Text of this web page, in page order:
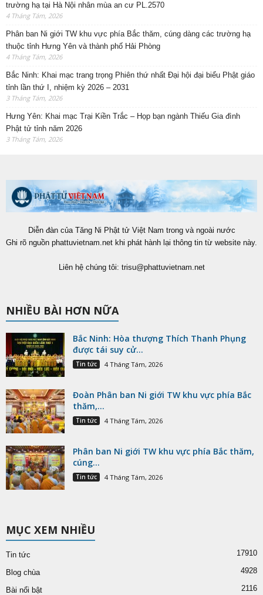
trường hạ tại Hà Nội nhân mùa an cư PL.2570
4 Tháng Tám, 2026
Phân ban Ni giới TW khu vực phía Bắc thăm, cúng dàng các trường hạ
thuộc tỉnh Hưng Yên và thành phố Hải Phòng
4 Tháng Tám, 2026
Bắc Ninh: Khai mạc trang trọng Phiên thứ nhất Đại hội đại biểu Phật giáo
tỉnh lần thứ I, nhiệm kỳ 2026 – 2031
3 Tháng Tám, 2026
Hưng Yên: Khai mạc Trại Kiền Trắc – Họp bạn ngành Thiếu Gia đình
Phật tử tỉnh năm 2026
3 Tháng Tám, 2026
Diễn đàn của Tăng Ni Phật tử Việt Nam trong và ngoài nước
Ghi rõ nguồn phattuvietnam.net khi phát hành lại thông tin từ website này.
Liên hệ chúng tôi: trisu@phattuvietnam.net
NHIỀU BÀI HƠN NỮA
Bắc Ninh: Hòa thượng Thích Thanh Phụng
được tái suy cử...
Tin tức 4 Tháng Tám, 2026
Đoàn Phân ban Ni giới TW khu vực phía Bắc
thăm,...
Tin tức 4 Tháng Tám, 2026
Phân ban Ni giới TW khu vực phía Bắc thăm,
cúng...
Tin tức 4 Tháng Tám, 2026
MỤC XEM NHIỀU
Tin tức 17910
Blog chùa 4928
Bài nổi bật 2116